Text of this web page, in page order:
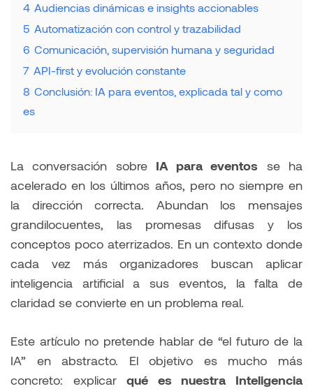
4 Audiencias dinámicas e insights accionables
5 Automatización con control y trazabilidad
6 Comunicación, supervisión humana y seguridad
7 API-first y evolución constante
8 Conclusión: IA para eventos, explicada tal y como
es
La conversación sobre IA para eventos se ha
acelerado en los últimos años, pero no siempre en
la dirección correcta. Abundan los mensajes
grandilocuentes, las promesas difusas y los
conceptos poco aterrizados. En un contexto donde
cada vez más organizadores buscan aplicar
inteligencia artificial a sus eventos, la falta de
claridad se convierte en un problema real.
Este artículo no pretende hablar de “el futuro de la
IA” en abstracto. El objetivo es mucho más
concreto: explicarqué es nuestra Inteligencia